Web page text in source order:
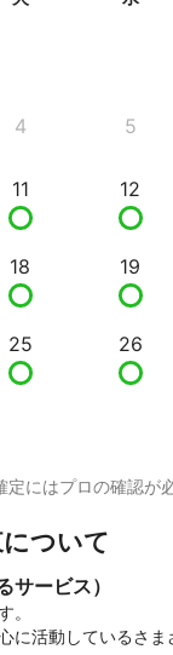
4 5
11 12
18 19
25 26
にはプロの確認が
ついて
サービス）
。
に活動しているさま